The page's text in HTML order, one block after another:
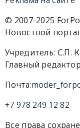
© 2007-2025
Новостной
Учредитель: С.П.
Главный
Почта:
+7 978 249 12 82
Все права